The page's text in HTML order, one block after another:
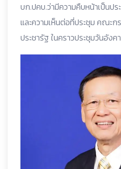
บก.ปคบ.ว่ามีความคืบหน้าเป็นปร
และความเห็นต่อที่ประชุม คณะ
ประชารัฐ ในคราวประชุมวันอัง